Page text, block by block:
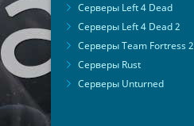
Серверы Left 4 Dead
Серверы Left 4 Dead 2
Серверы Team Fortress 2
Серверы Rust
Серверы Unturned